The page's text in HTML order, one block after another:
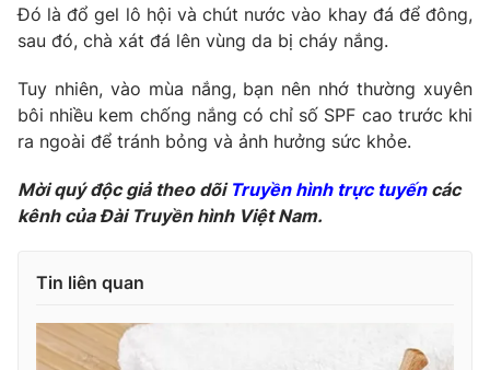
Đó là đổ gel lô hội và chút nước vào khay đá để đông,
sau đó, chà xát đá lên vùng da bị cháy nắng.
Tuy nhiên, vào mùa nắng, bạn nên nhớ thường xuyên
bôi nhiều kem chống nắng có chỉ số SPF cao trước khi
ra ngoài để tránh bỏng và ảnh hưởng sức khỏe.
Mời quý độc giả theo dõi Truyền hình trực tuyếncác
kênh của Đài Truyền hình Việt Nam.
Tin liên quan